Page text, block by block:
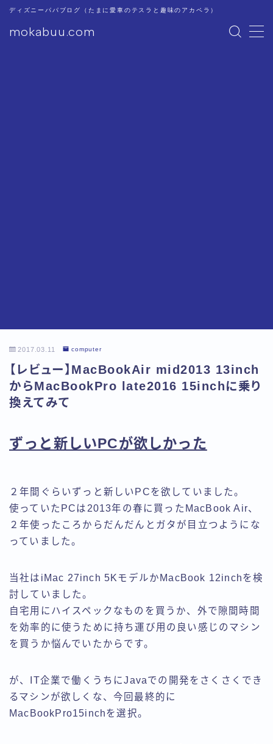
mokabuu.com
ディズニーパパブログ（たまに愛車のテスラと趣味のアカペラ）
2017.03.11 computer
【レビュー】MacBookAir mid2013 13inch
からMacBookPro late2016 15inchに乗り
換えてみて
ずっと新しいPCが欲しかった
２年間ぐらいずっと新しいPCを欲していました。
使っていたPCは2013年の春に買ったMacBook Air、
２年使ったころからだんだんとガタが目立つようにな
っていました。
当社はiMac 27inch 5KモデルかMacBook 12inchを検
討していました。
自宅用にハイスペックなものを買うか、外で隙間時間
を効率的に使うために持ち運び用の良い感じのマシン
を買うか悩んでいたからです。
が、IT企業で働くうちにJavaでの開発をさくさくでき
るマシンが欲しくな、今回最終的に
MacBookPro15inchを選択。